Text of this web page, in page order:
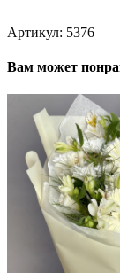
Артикул: 5376
Вам может